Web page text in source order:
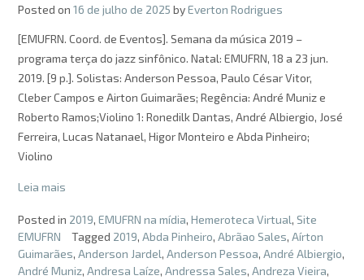
Posted on 16 de julho de 2025 byEverton Rodrigues
[EMUFRN. Coord. de Eventos]. Semana da música 2019 –
programa terça do jazz sinfônico. Natal: EMUFRN, 18 a 23 jun.
2019. [9 p.]. Solistas: Anderson Pessoa, Paulo César Vitor,
Cleber Campos e Airton Guimarães; Regência: André Muniz e
Roberto Ramos;Violino 1: Ronedilk Dantas, André Albiergio, José
Ferreira, Lucas Natanael, Higor Monteiro e Abda Pinheiro;
Violino
Leia mais
Posted in 2019, EMUFRN na mídia, Hemeroteca Virtual, Site
EMUFRN
Tagged 2019, Abda Pinheiro, Abrãao Sales, Aírton
Guimarães, Anderson Jardel, Anderson Pessoa, André Albiergio,
André Muniz, Andresa Laíze, Andressa Sales, Andreza Vieira,